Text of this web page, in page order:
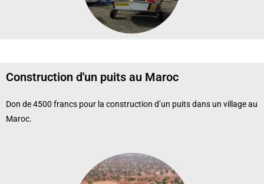
Construction d'un puits au Maroc
Don de 4500 francs pour la construction d’un puits dans un village au
Maroc.